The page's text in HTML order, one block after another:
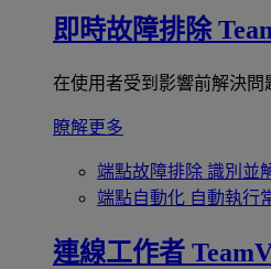
即時故障排除
在使用者受到影響前解決問
瞭解更多
端點故障排除 識別並
端點自動化 自動執行
連線工作者